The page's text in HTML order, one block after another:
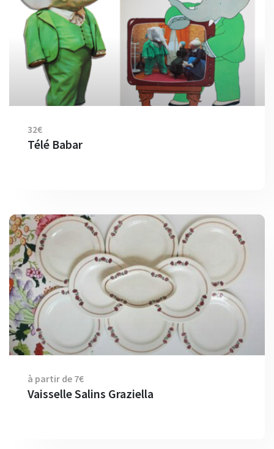
32€
Télé Babar
à partir de 7€
Vaisselle Salins Graziella